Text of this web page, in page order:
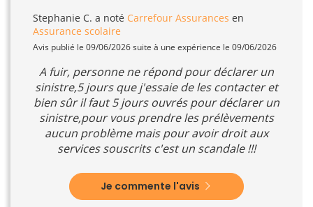
Stephanie C. a noté Carrefour Assurances en
Assurance scolaire
Avis publié le 09/06/2026 suite à une expérience le 09/06/2026
A fuir, personne ne répond pour déclarer un
sinistre,5 jours que j'essaie de les contacter et
bien sûr il faut 5 jours ouvrés pour déclarer un
sinistre,pour vous prendre les prélèvements
aucun problème mais pour avoir droit aux
services souscrits c'est un scandale !!!
Je commente l'avis